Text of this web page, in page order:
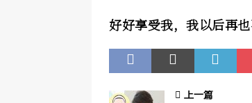
好好享受我，我以后再
上一篇